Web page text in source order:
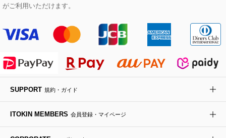
Maison de CINQ
MK MICHEL KLEIN BAG
re:edition project 165
ライダースジャケット
デニムジャケット
ダウンジャケット・コート
その他のコート・ブルゾン
ハンカチ・バンダナ
手袋
チャーム・ストラップ
バックパック・リュック
ボディバッグ・メッセンジャーバッグ
トラベルバッグ
ビジネスバッグ
フラットシューズ
ローファー
ドレスシューズ
サンダル・ミュール
カサブランカ・カラー
ラナンキュラス
ポプリアレンジ＆フレグランス
がご利用いただけます。
SUPPORT 規約・ガイド
ITOKIN MEMBERS 会員登録・マイページ